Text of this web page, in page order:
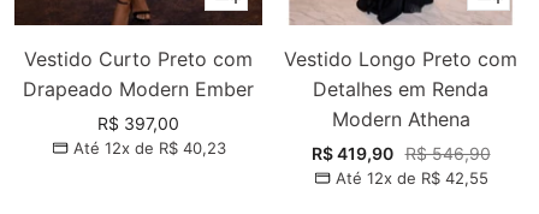
Vestido Curto Preto com
Drapeado Modern Ember
Preço
promocional
R$ 397,00
Até 12x de R$ 40,23
Vestido Longo Preto com
Detalhes em Renda
Modern Athena
Preço
promocional
R$ 419,90 Preço
normal
R$ 546,90
Até 12x de R$ 42,55